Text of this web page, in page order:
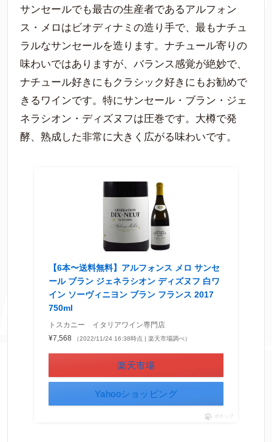
サンセールでも最古の生産者であるアルフォン
ス・メロはビオディナミの造り手で、最もナチュ
ラルなサンセールを造ります。ナチュール寄りの
味わいではありますが、バランス感覚が絶妙で、
ナチュール好きにもクラシック好きにもお勧めで
きるワインです。特にサンセール・ブラン・ジェ
ネラシオン・ディズヌフは圧巻です。大樽で発
酵、熟成した非常に大きく広がる味わいです。
【6本〜送料無料】アルフォンス メロ サンセ
ール ブラン ジェネラシオン ディズヌフ 白ワ
イン ソーヴィニヨン ブラン フランス 2017
750ml
トスカニー イタリアワイン専門店
¥7,568
（2022/11/24 16:38時点 | 楽天市場調べ）
楽天市場
Yahooショッピング
ポチップ